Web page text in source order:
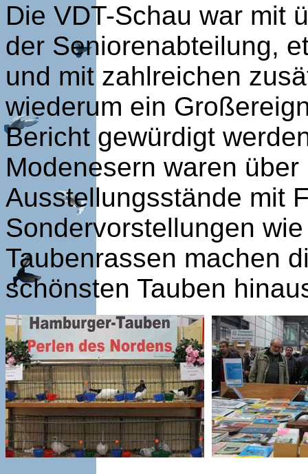
Die VDT-Schau war mit
der Seniorenabteilung,
und mit zahlreichen
wiederum ein
Bericht gewürdigt
Modenesern waren
Ausstellungsstände mit
Sondervorstellungen
Taubenrassen machen
schönsten Tauben